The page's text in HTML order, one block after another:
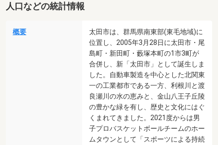
人口などの統計情報
概要
太田市は、群馬県南東部(東毛地域)に
位置し、2005年3月28日に太田市・尾
島町・新田町・藪塚本町の1市3町が
合併し、新「太田市」として誕生しま
した。自動車製造を中心とした北関東
一の工業都市である一方、利根川と渡
良瀬川の水の恵みと、金山八王子丘陵
の豊かな緑を有し、歴史と文化にはぐ
くまれてきました。2021度からは男
子プロバスケットボールチームのホー
ムタウンとして「スポーツによる持続